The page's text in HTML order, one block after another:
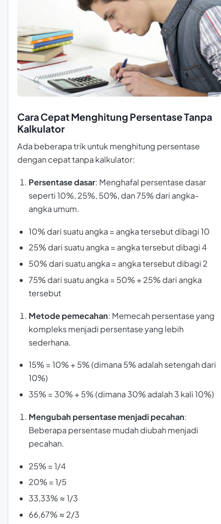
Cara Cepat Menghitung Persentase Tanpa
Kalkulator
Ada beberapa trik untuk menghitung persentase
dengan cepat tanpa kalkulator:
Persentase dasar: Menghafal persentase dasar
seperti 10%, 25%, 50%, dan 75% dari angka-
angka umum.
10% dari suatu angka = angka tersebut dibagi 10
25% dari suatu angka = angka tersebut dibagi 4
50% dari suatu angka = angka tersebut dibagi 2
75% dari suatu angka = 50% + 25% dari angka
tersebut
Metode pemecahan: Memecah persentase yang
kompleks menjadi persentase yang lebih
sederhana.
15% = 10% + 5% (dimana 5% adalah setengah dari
10%)
35% = 30% + 5% (dimana 30% adalah 3 kali 10%)
Mengubah persentase menjadi pecahan:
Beberapa persentase mudah diubah menjadi
pecahan.
25% = 1/4
20% = 1/5
33,33% ≈ 1/3
66,67% ≈ 2/3